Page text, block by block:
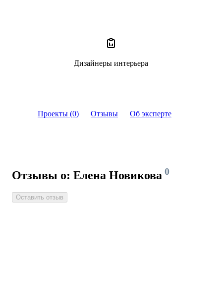
Проекты (0) Отзывы Об эксперте
Отзывы о: Елена Новикова 0
Оставить отзыв
Дизайнеры интерьера